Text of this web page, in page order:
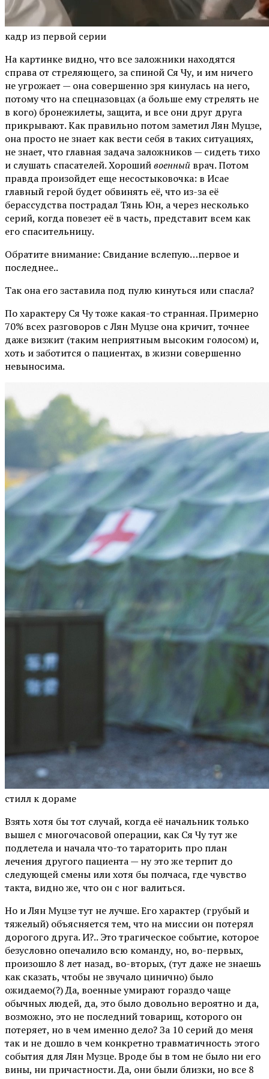
кадр из первой серии
На картинке видно, что все заложники находятся
справа от стреляющего, за спиной Ся Чу, и им ничего
не угрожает — она совершенно зря кинулась на него,
потому что на спецназовцах (а больше ему стрелять не
в кого) бронежилеты, защита, и все они друг друга
прикрывают. Как правильно потом заметил Лян Муцзе,
она просто не знает как вести себя в таких ситуациях,
не знает, что главная задача заложников — сидеть тихо
и слушать спасателей. Хорошийвоенный врач. Потом
правда произойдет еще несостыковочка: в Исае
главный герой будет обвинять её, что из-за её
берассудства пострадал Тянь Юн, а через несколько
серий, когда повезет её в часть, представит всем как
его спасительницу.
Обратите внимание: Свидание вслепую…первое и
последнее..
Так она его заставила под пулю кинуться или спасла?
По характеру Ся Чу тоже какая-то странная. Примерно
70% всех разговоров с Лян Муцзе она кричит, точнее
даже визжит (таким неприятным высоким голосом) и,
хоть и заботится о пациентах, в жизни совершенно
невыносима.
стилл к дораме
Взять хотя бы тот случай, когда её начальник только
вышел с многочасовой операции, как Ся Чу тут же
подлетела и начала что-то тараторить про план
лечения другого пациента — ну это же терпит до
следующей смены или хотя бы полчаса, где чувство
такта, видно же, что он с ног валиться.
Но и Лян Муцзе тут не лучше. Его характер (грубый и
тяжелый) объясняется тем, что на миссии он потерял
дорогого друга. И?.. Это трагическое событие, которое
безусловно опечалило всю команду, но, во-первых,
произошло 8 лет назад, во-вторых, (тут даже не знаешь
как сказать, чтобы не звучало цинично) было
ожидаемо(?) Да, военные умирают гораздо чаще
обычных людей, да, это было довольно вероятно и да,
возможно, это не последний товарищ, которого он
потеряет, но в чем именно дело? За 10 серий до меня
так и не дошло в чем конкретно травматичность этого
события для Лян Музце. Вроде бы в том не было ни его
вины, ни причастности. Да, они были близки, но все 8